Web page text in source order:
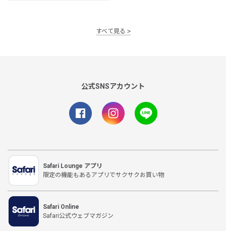
すべて見る
公式SNSアカウント
Safari Lounge アプリ
限定の機能もあるアプリでサクサクお買い物
Safari Online
Safari公式ウェブマガジン